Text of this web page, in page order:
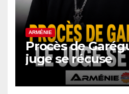
ARMÉNIE
Procès de
juge se récuse